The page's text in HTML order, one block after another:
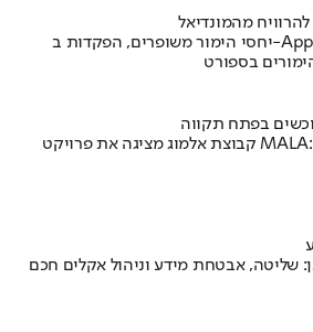
מהמונדיאל
בספורט
בפתח תקווה
קבוצת אלמוג מציגה את פרויקט MALA: מגדלי הפרימיום האחרונים
שליטה, אבטחת מידע וניהול אקלים חכם